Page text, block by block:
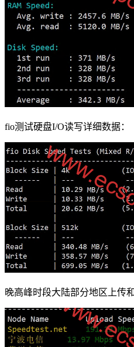
fio测试硬盘I/O读写详细数据：
晚高峰时段大陆部分地区上传